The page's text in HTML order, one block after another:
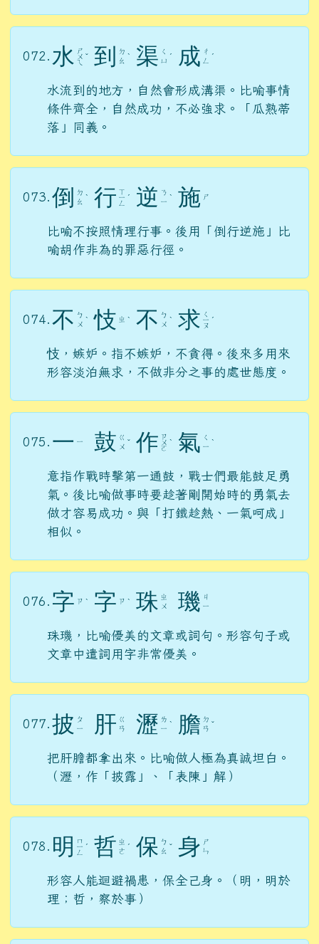
072. 水 ㄕ
ㄨ
ㄟ
ˇ 到
ㄉ
ㄠ ˋ 渠 ㄑ
ㄩ ˊ 成 ㄔ
ㄥ
ˊ
水流到的地方，自然會形成溝渠。比喻事情
條件齊全，自然成功，不必強求。「瓜熟蒂
落」同義。
073. 倒
ㄉ
ㄠ ˋ 行 ㄒ
ㄧ
ㄥ
ˊ 逆 ㄋ
ㄧ ˋ 施 ㄕ
比喻不按照情理行事。後用「倒行逆施」比
喻胡作非為的罪惡行徑。
074. 不 ㄅ
ㄨ ˋ 忮 ㄓ ˋ 不 ㄅ
ㄨ ˋ 求 ㄑ
ㄧ
ㄡ
ˊ
忮，嫉妒。指不嫉妒，不貪得。後來多用來
形容淡泊無求，不做非分之事的處世態度。
075. 一 ㄧ 鼓 ㄍ
ㄨ ˇ 作 ㄗ
ㄨ
ㄛ
ˋ 氣 ㄑ
ㄧ ˋ
意指作戰時擊第一通鼓，戰士們最能鼓足勇
氣。後比喻做事時要趁著剛開始時的勇氣去
做才容易成功。與「打鐵趁熱、一氣呵成」
相似。
076. 字 ㄗ ˋ 字 ㄗ ˋ 珠 ㄓ
ㄨ
璣 ㄐ
ㄧ
珠璣，比喻優美的文章或詞句。形容句子或
文章中遣詞用字非常優美。
077. 披 ㄆ
ㄧ
肝 ㄍ
ㄢ
瀝 ㄌ
ㄧ ˋ 膽 ㄉ
ㄢ ˇ
把肝膽都拿出來。比喻做人極為真誠坦白。
（瀝，作「披露」、「表陳」解）
078. 明 ㄇ
ㄧ
ㄥ
ˊ 哲 ㄓ
ㄜ ˊ 保 ㄅ
ㄠ ˇ 身 ㄕ
ㄣ
形容人能迴避禍患，保全己身。（明，明於
理；哲，察於事）